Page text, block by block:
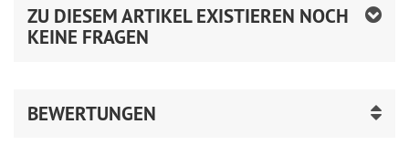
ZU DIESEM ARTIKEL EXISTIEREN NOCH
KEINE FRAGEN
BEWERTUNGEN